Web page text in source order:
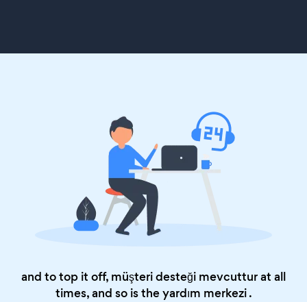
and to top it off, müşteri desteği mevcuttur at all
times, and so is theyardım merkezi.